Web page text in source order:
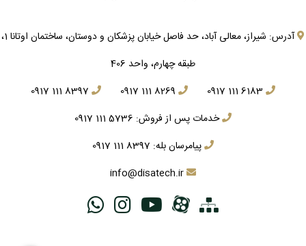
آدرس: شیراز، معالی آباد، حد فاصل خیابان پزشکان و دوستان، ساختمان اوتانا 1،
طبقه چهارم، واحد 406
0917 111 6183
0917 111 8269
0917 111 8397
خدمات پس از فروش: 0917 111 5736
پیامرسان بله: 0917 111 8397
info@disatech.ir